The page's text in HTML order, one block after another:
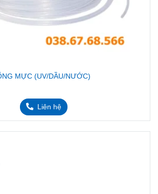
MỰC (UV/DẦU/NƯỚC)
Liên hệ